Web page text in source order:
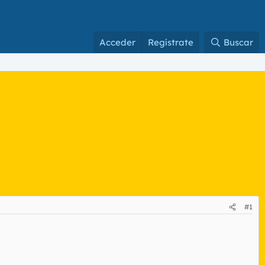
Acceder Regístrate Buscar
#1